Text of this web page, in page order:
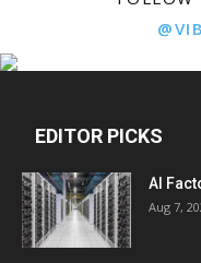
EDITOR PICKS
AI
Aug 7,